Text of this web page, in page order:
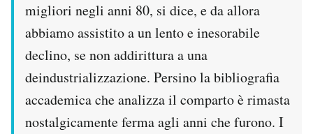
migliori negli anni 80, si dice, e da allora
abbiamo assistito a un lento e inesorabile
declino, se non addirittura a una
deindustrializzazione. Persino la bibliografia
accademica che analizza il comparto è rimasta
nostalgicamente ferma agli anni che furono. I